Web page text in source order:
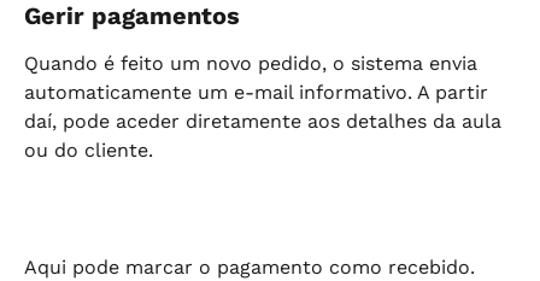
Gerir pagamentos
Quando é feito um novo pedido, o sistema envia
automaticamente um e-mail informativo. A partir
daí, pode aceder diretamente aos detalhes da aula
ou do cliente.
Aqui pode marcar o pagamento como recebido.